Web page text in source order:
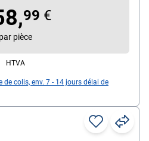
99 €
par pièce
HTVA
de colis, env. 7 - 14 jours délai de